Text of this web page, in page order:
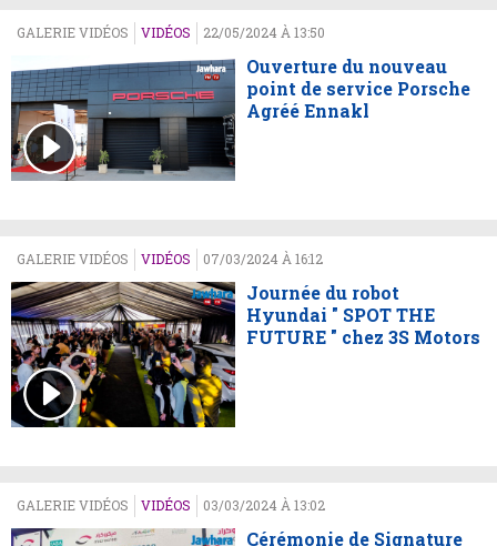
GALERIE VIDÉOS VIDÉOS 22/05/2024 À 13:50
Ouverture du nouveau
point de service Porsche
Agréé Ennakl
GALERIE VIDÉOS VIDÉOS 07/03/2024 À 16:12
Journée du robot
Hyundai " SPOT THE
FUTURE " chez 3S Motors
GALERIE VIDÉOS VIDÉOS 03/03/2024 À 13:02
Cérémonie de Signature